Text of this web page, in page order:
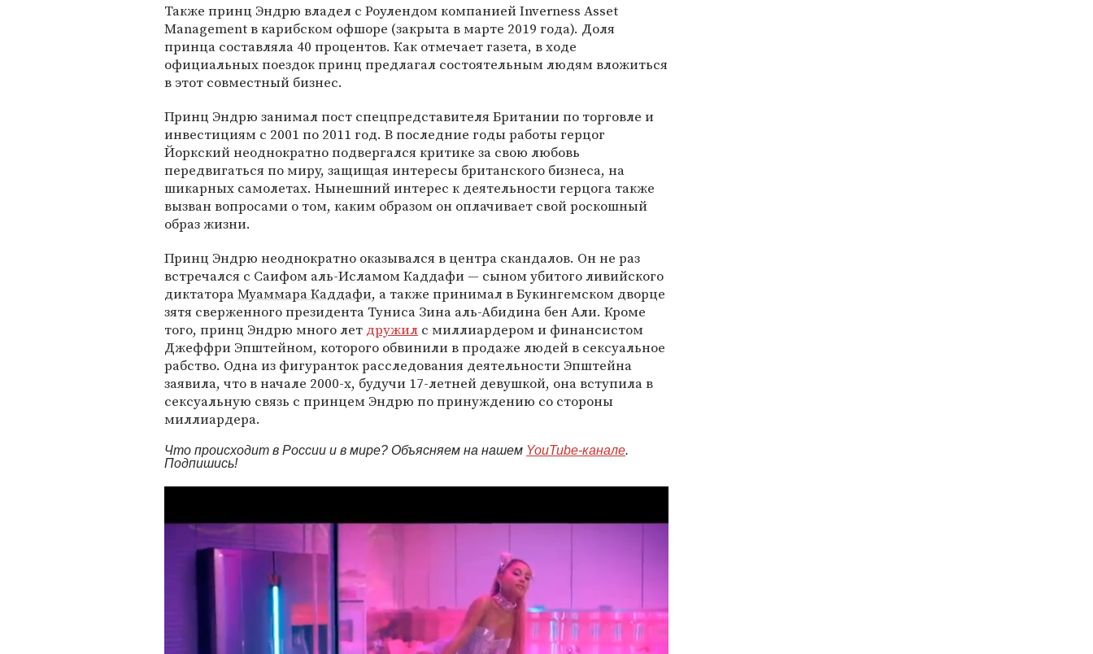
Также принц Эндрю владел с Роулендом компанией Inverness Asset
Management в карибском офшоре (закрыта в марте 2019 года). Доля
принца составляла 40 процентов. Как отмечает газета, в ходе
официальных поездок принц предлагал состоятельным людям вложиться
в этот совместный бизнес.
Принц Эндрю занимал пост спецпредставителя Британии по торговле и
инвестициям с 2001 по 2011 год. В последние годы работы герцог
Йоркский неоднократно подвергался критике за свою любовь
передвигаться по миру, защищая интересы британского бизнеса, на
шикарных самолетах. Нынешний интерес к деятельности герцога также
вызван вопросами о том, каким образом он оплачивает свой роскошный
образ жизни.
Принц Эндрю неоднократно оказывался в центра скандалов. Он не раз
встречался с Саифом аль-Исламом Каддафи — сыном убитого ливийского
диктатораМуаммара Каддафи, а также принимал в Букингемском дворце
зятя сверженного президента Туниса Зина аль-Абидина бен Али. Кроме
того, принц Эндрю много лет дружил с миллиардером и финансистом
Джеффри Эпштейном, которого обвинили в продаже людей в сексуальное
рабство. Одна из фигуранток расследования деятельности Эпштейна
заявила, что в начале 2000-х, будучи 17-летней девушкой, она вступила в
сексуальную связь с принцем Эндрю по принуждению со стороны
миллиардера.
Что происходит в России и в мире? Объясняем на нашем YouTube-канале.
Подпишись!